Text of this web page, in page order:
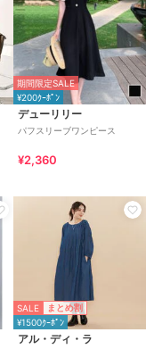
期間限定SALE
¥200ｸｰﾎﾟﾝ
デューリリー
パフスリーブワンピース
¥2,360
SALE まとめ割
¥1500ｸｰﾎﾟﾝ
アル・ディ・ラ